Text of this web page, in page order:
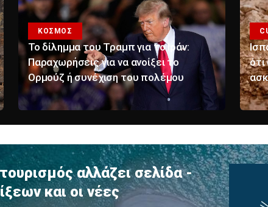
ΚΟΣΜΟΣ
Το δίλημμα του Τραμπ για το Ιράν:
Παραχωρήσεις για να ανοίξει το
Ορμούζ ή συνέχιση του πολέμου
αλλάζει σελίδα -
και οι νέες